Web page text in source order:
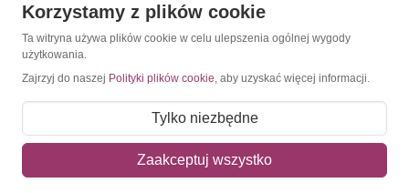
Konto
Moje konto
Mój koszyk
Adres dostawy
Korzystamy z plików cookie
Ta witryna używa plików cookie w celu ulepszenia ogólnej wygody
użytkowania.
Zajrzyj do naszej Polityki plików cookie, aby uzyskać więcej informacji.
Tylko niezbędne
Zaakceptuj wszystko